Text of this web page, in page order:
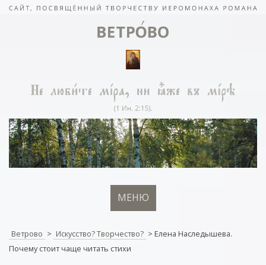
МЕНЮ
Ветрово > Искусство? Творчество? > Елена Наследышева.
Почему стоит чаще читать стихи